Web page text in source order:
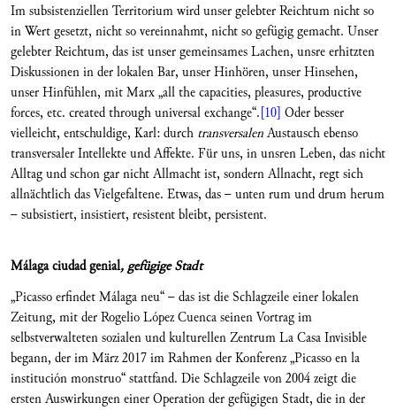
Im subsistenziellen Territorium wird unser gelebter Reichtum nicht so
in Wert gesetzt, nicht so vereinnahmt, nicht so gefügig gemacht. Unser
gelebter Reichtum, das ist unser gemeinsames Lachen, unsre erhitzten
Diskussionen in der lokalen Bar, unser Hinhören, unser Hinsehen,
unser Hinfühlen, mit Marx „all the capacities, pleasures, productive
forces, etc. created through universal exchange“.[10] Oder besser
vielleicht, entschuldige, Karl: durch transversalenAustausch ebenso
transversaler Intellekte und Affekte. Für uns, in unsren Leben, das nicht
Alltag und schon gar nicht Allmacht ist, sondern Allnacht, regt sich
allnächtlich das Vielgefaltene. Etwas, das – unten rum und drum herum
– subsistiert, insistiert, resistent bleibt, persistent.
Málaga ciudad genial, gefügige Stadt
„Picasso erfindet Málaga neu“ – das ist die Schlagzeile einer lokalen
Zeitung, mit der Rogelio López Cuenca seinen Vortrag im
selbstverwalteten sozialen und kulturellen Zentrum La Casa Invisible
begann, der im März 2017 im Rahmen der Konferenz „Picasso en la
institución monstruo“ stattfand. Die Schlagzeile von 2004 zeigt die
ersten Auswirkungen einer Operation der gefügigen Stadt, die in der